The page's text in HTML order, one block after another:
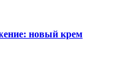
новый крем